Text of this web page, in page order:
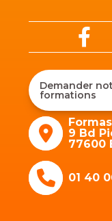
Demander
formations
9 Bd
77600
01 40